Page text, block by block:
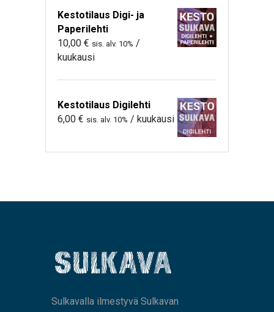
Kestotilaus Digi- ja
Paperilehti
10,00 € sis. alv. 10% /
kuukausi
Kestotilaus Digilehti
6,00 € sis. alv. 10% / kuukausi
Sulkavalla ilmestyvä Sulkavan